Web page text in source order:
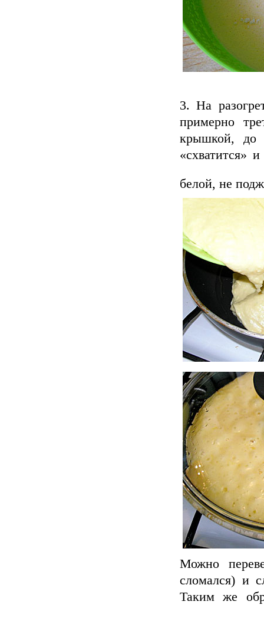
На
примерно
крышкой, до
«схватится»
белой, не
Можно
сломался) и
Таким же